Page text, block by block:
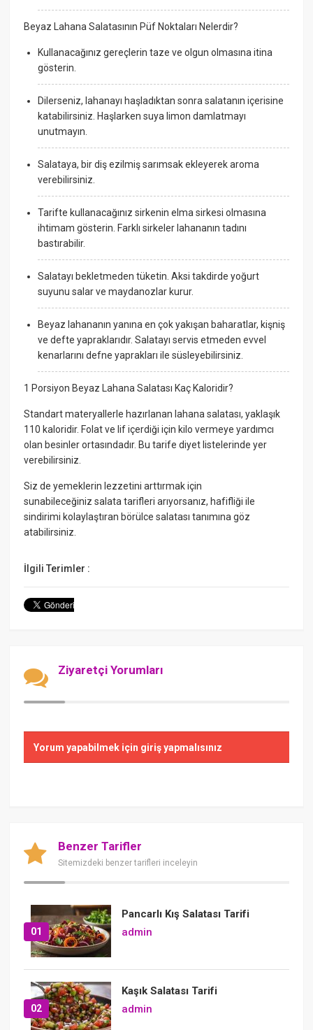
Beyaz Lahana Salatasının Püf Noktaları Nelerdir?
Kullanacağınız gereçlerin taze ve olgun olmasına itina
gösterin.
Dilerseniz, lahanayı haşladıktan sonra salatanın içerisine
katabilirsiniz. Haşlarken suya limon damlatmayı
unutmayın.
Salataya, bir diş ezilmiş sarımsak ekleyerek aroma
verebilirsiniz.
Tarifte kullanacağınız sirkenin elma sirkesi olmasına
ihtimam gösterin. Farklı sirkeler lahananın tadını
bastırabilir.
Salatayı bekletmeden tüketin. Aksi takdirde yoğurt
suyunu salar ve maydanozlar kurur.
Beyaz lahananın yanına en çok yakışan baharatlar, kişniş
ve defte yapraklarıdır. Salatayı servis etmeden evvel
kenarlarını defne yaprakları ile süsleyebilirsiniz.
1 Porsiyon Beyaz Lahana Salatası Kaç Kaloridir?
Standart materyallerle hazırlanan lahana salatası, yaklaşık
110 kaloridir. Folat ve lif içerdiği için kilo vermeye yardımcı
olan besinler ortasındadır. Bu tarife diyet listelerinde yer
verebilirsiniz.
Siz de yemeklerin lezzetini arttırmak için
sunabileceğiniz salata tarifleri arıyorsanız, hafifliği ile
sindirimi kolaylaştıran börülce salatası tanımına göz
atabilirsiniz.
İlgili Terimler :
Ziyaretçi Yorumları
Yorum yapabilmek için giriş yapmalısınız
Benzer Tarifler
Sitemizdeki benzer tarifleri inceleyin
01
Pancarlı Kış Salatası Tarifi
admin
02
Kaşık Salatası Tarifi
admin